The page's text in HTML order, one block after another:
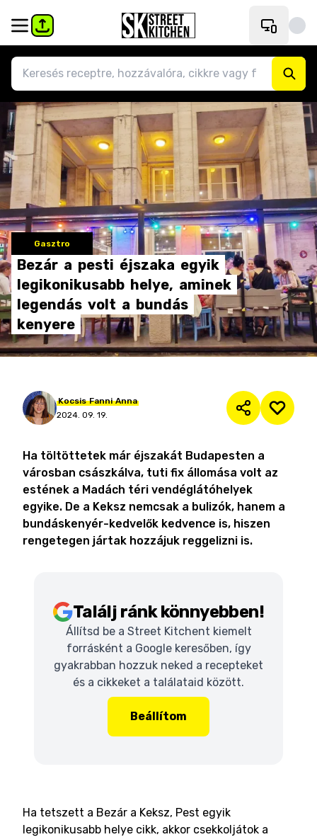
Gasztro
Bezár a pesti éjszaka egyik
legikonikusabb helye, aminek
legendás volt a bundás
kenyere
Kocsis Fanni Anna
2024. 09. 19.
Ha töltöttetek már éjszakát Budapesten a
városban császkálva, tuti fix állomása volt az
estének a Madách téri vendéglátóhelyek
egyike. De a Keksz nemcsak a bulizók, hanem a
bundáskenyér-kedvelők kedvence is, hiszen
rengetegen jártak hozzájuk reggelizni is.
Találj ránk könnyebben!
Állítsd be a Street Kitchent kiemelt
forrásként a Google keresőben, így
gyakrabban hozzuk neked a recepteket
és a cikkeket a találataid között.
Beállítom
Ha tetszett a Bezár a Keksz, Pest egyik
legikonikusabb helye cikk, akkor csekkoljátok a